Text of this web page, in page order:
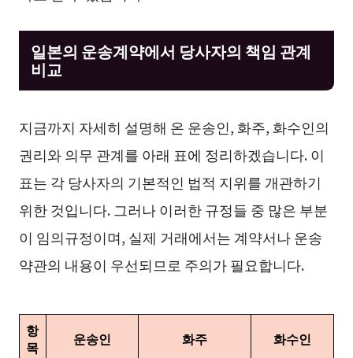
일본의 운송계약에서 당사자의 책임 관계
비교
지금까지 자세히 설명해 온 운송인, 화주, 화수인의
권리와 의무 관계를 아래 표에 정리하겠습니다. 이
표는 각 당사자의 기본적인 법적 지위를 개관하기
위한 것입니다. 그러나 이러한 규정들 중 많은 부분
이 임의규정이며, 실제 거래에서는 계약서나 운송
약관의 내용이 우선되므로 주의가 필요합니다.
항
목
운송인 화주 화수인